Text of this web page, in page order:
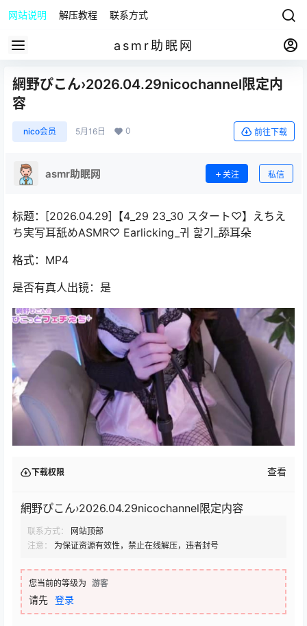
网站说明 解压教程 联系方式
asmr助眠网
網野ぴこん›2026.04.29nicochannel限定内
容
nico会员 5月16日 0 前往下载
asmr助眠网 关注 私信
标题：[2026.04.29]【4_29 23_30 スタート♡】えちえ
ち実写耳舐めASMR♡ Earlicking_귀 핥기_舔耳朵
格式：MP4
是否有真人出镜：是
下载权限 查看
網野ぴこん›2026.04.29nicochannel限定内容
联系方式：
网站顶部
注意：
为保证资源有效性，禁止在线解压，违者封号
您当前的等级为 游客
请先 登录